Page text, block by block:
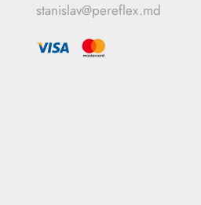
stanislav@pereflex.md